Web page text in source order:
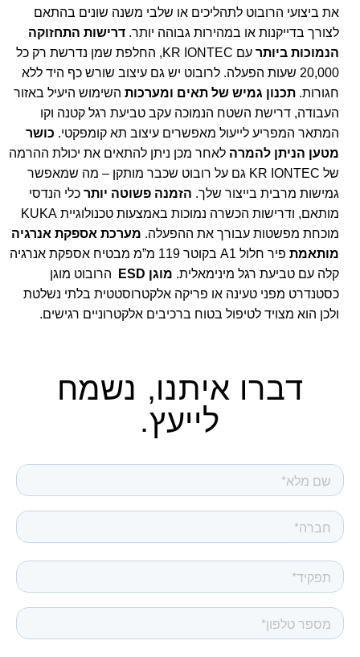
את ביצועי הרובוט לתהליכים או שלבי משנה שונים בהתאם
לצורך בדייקנות או במהירות גבוהה יותר. דרישות התחזוקה
הנמוכות ביותר
עם KR IONTEC, החלפת שמן נדרשת רק כל
20,000 שעות הפעלה. לרובוט יש גם עיצוב שורש כף היד ללא
חגורות. תכנון גמיש של תאים ומערכות השימוש היעיל באזור
העבודה, דרישת השטח הנמוכה עקב טביעת רגל קטנה וקו
המתאר המפריע לייעול מאפשרים עיצוב תא קומפקטי. כושר
מטען הניתן להמרה לאחר מכן ניתן להתאים את יכולת ההרמה
של KR IONTEC גם על רובוט שכבר מותקן – מה שמאפשר
גמישות מרבית בייצור שלך. הזמנה פשוטה יותר כלי הנדסי
מותאם, ודרישות הכשרה נמוכות באמצעות טכנולוגיית KUKA
מוכחת מפשטות עבורך את ההפעלה. מערכת אספקת אנרגיה
מותאמת
פיר חלול A1 בקוטר 119 מ”מ מבטיח אספקת אנרגיה
קלה עם טביעת רגל מינימאלית. מוגן ESD
הרובוט מוגן
כסטנדרט מפני טעינה או פריקה אלקטרוסטטית בלתי נשלטת
ולכן הוא מצויד לטיפול בטוח ברכיבים אלקטרוניים רגישים.
דברו איתנו, נשמח
לייעץ.